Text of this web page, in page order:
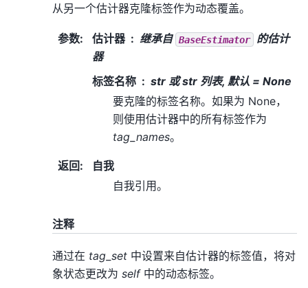
从另一个估计器克隆标签作为动态覆盖。
参数: 估计器 继承自 BaseEstimator
的估计
器
标签名称
str 或 str 列表, 默认 = None
要克隆的标签名称。如果为 None，
则使用估计器中的所有标签作为
tag_names。
返回:
自我
自我引用。
注释
通过在 tag_set 中设置来自估计器的标签值，将对
象状态更改为 self中的动态标签。